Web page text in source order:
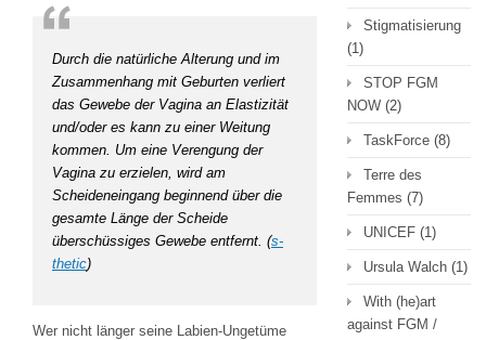
Durch die natürliche Alterung und im
Zusammenhang mit Geburten verliert
das Gewebe der Vagina an Elastizität
und/oder es kann zu einer Weitung
kommen. Um eine Verengung der
Vagina zu erzielen, wird am
Scheideneingang beginnend über die
gesamte Länge der Scheide
überschüssiges Gewebe entfernt. (s-
thetic)
Wer nicht länger seine Labien-Ungetüme
Stigmatisierung
(1)
STOP FGM
NOW (2)
TaskForce (8)
Terre des
Femmes (7)
UNICEF (1)
Ursula Walch (1)
With (he)art
against FGM /